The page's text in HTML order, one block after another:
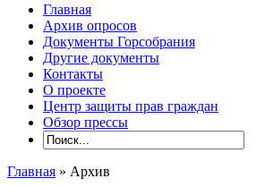
Главная
Архив опросов
Документы Горсобрания
Другие документы
Контакты
О проекте
Центр защиты прав граждан
Обзор прессы
Главная » Архив